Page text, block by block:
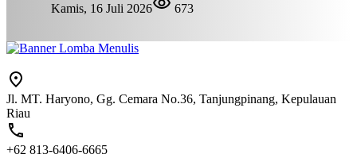
Kamis, 16 Juli 2026
673
Jl. MT. Haryono, Gg. Cemara No.36, Tanjungpinang, Kepulauan
Riau
+62 813-6406-6665